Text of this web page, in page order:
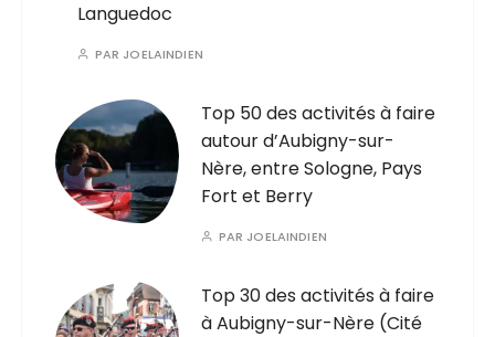
Languedoc
PAR JOELAINDIEN
Top 50 des activités à faire
autour d’Aubigny-sur-
Nère, entre Sologne, Pays
Fort et Berry
PAR JOELAINDIEN
Top 30 des activités à faire
à Aubigny-sur-Nère (Cité